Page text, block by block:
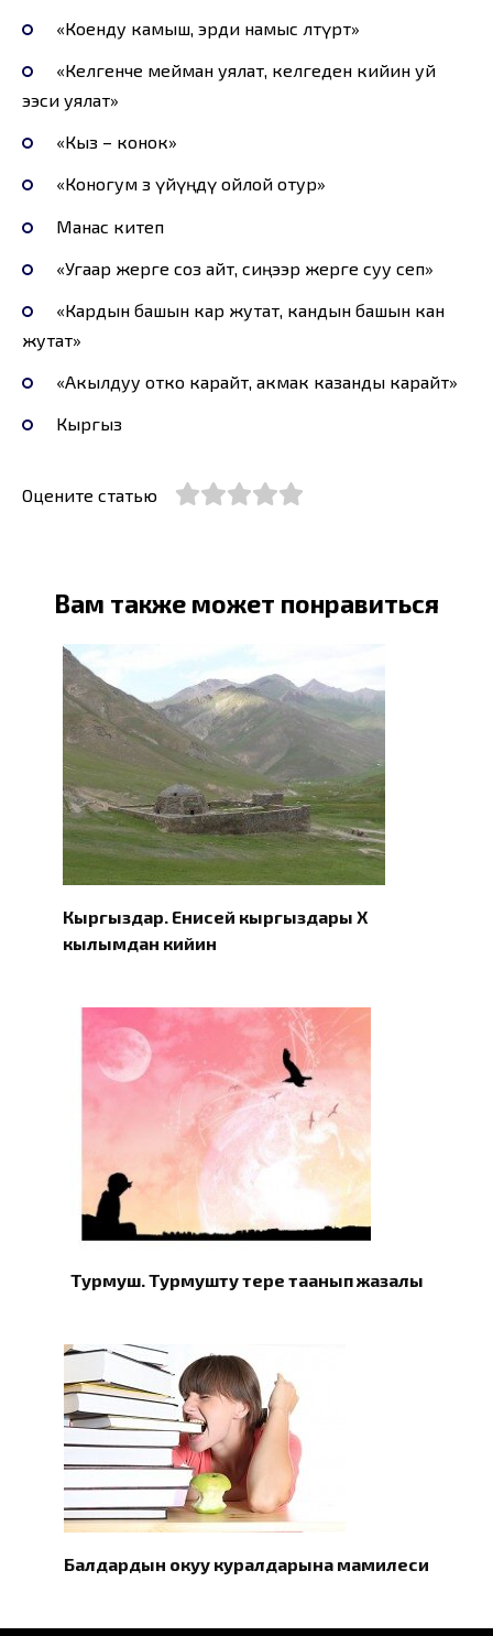
«Коенду камыш, эрди намыс өлтүрөт»
«Келгенче мейман уялат, келгеден кийин уй
ээси уялат»
«Кыз – конок»
«Коногум өз үйүңдү ойлой отур»
Манас китеп
«Угаар жерге соз айт, сиңээр жерге суу сеп»
«Кардын башын кар жутат, кандын башын кан
жутат»
«Акылдуу отко карайт, акмак казанды карайт»
Кыргыз
Оцените статью
Вам также может понравиться
Кыргыздар. Eнисей кыргыздары X
кылымдан кийин
Турмуш. Турмушту терең таанып жазалы
Балдардын окуу куралдарына мамилеси